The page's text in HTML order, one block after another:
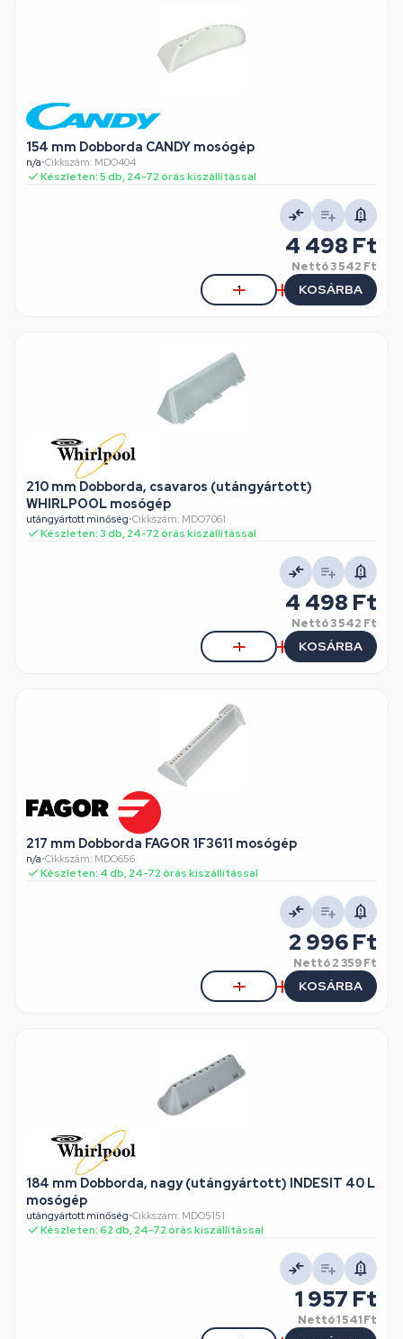
154 mm Dobborda CANDY mosógép
n/a•Cikkszám: MDO404
Készleten: 5 db, 24-72 órás kiszállítással
4 498 Ft
Nettó3 542 Ft
KOSÁRBA
210 mm Dobborda, csavaros (utángyártott)
WHIRLPOOL mosógép
utángyártott minőség•Cikkszám: MDO7061
Készleten: 3 db, 24-72 órás kiszállítással
4 498 Ft
Nettó3 542 Ft
KOSÁRBA
217 mm Dobborda FAGOR 1F3611 mosógép
n/a•Cikkszám: MDO656
Készleten: 4 db, 24-72 órás kiszállítással
2 996 Ft
Nettó2 359 Ft
KOSÁRBA
184 mm Dobborda, nagy (utángyártott) INDESIT 40 L
mosógép
utángyártott minőség•Cikkszám: MDO5151
Készleten: 62 db, 24-72 órás kiszállítással
1 957 Ft
Nettó1 541 Ft